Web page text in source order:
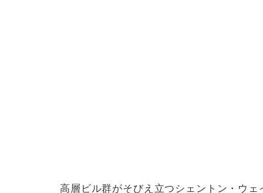
高層ビル群がそびえ立つシェントン・ウ